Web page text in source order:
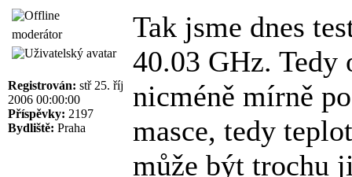
moderátor
Registrován: stř 25. říj
2006 00:00:00
Příspěvky: 2197
Bydliště: Praha
Tak jsme dnes
40.03 GHz. Tedy
nicméně mírně
masce, tedy
může být trochu